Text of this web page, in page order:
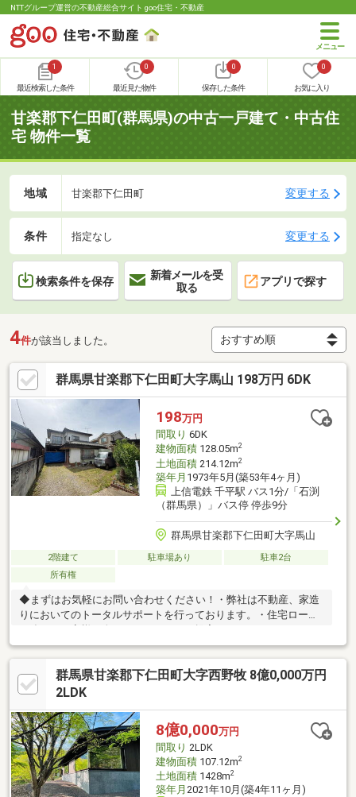
NTTグループ運営の不動産総合サイト goo住宅・不動産
1
最近検索した条件
0
最近見た物件
0
保存した条件
0
お気に入り
甘楽郡下仁田町(群馬県)の中古一戸建て・中古住
宅 物件一覧
地域 甘楽郡下仁田町 変更する
条件 指定なし 変更する
検索条件を保存
新着メールを受
取る
アプリで探す
4件が該当しました。
群馬県甘楽郡下仁田町大字馬山 198万円 6DK
198万円
間取り 6DK
建物面積128.05m2
土地面積214.12m2
築年月 1973年5月(築53年4ヶ月)
上信電鉄 千平駅 バス1分/「石渕
（群馬県）」バス停 停歩9分
群馬県甘楽郡下仁田町大字馬山
2階建て 駐車場あり
駐車2台
所有権
◆まずはお気軽にお問い合わせください！・弊社は不動産、家造
りにおいてのトータルサポートを行っております。・住宅ローン
す。・スタッフ一同、誠心誠意ご対応させていただきます！◆経
験知識が豊富なスタッフが在籍！迅速な対応を心掛けておりま
す。・お問合せを受けてから即日ご対応をさせていただきま
す。・その他物件情報も多数ございます！お気軽にお問い合わせ
群馬県甘楽郡下仁田町大字西野牧 8億0,000万円
2LDK
8億0,000万円
間取り 2LDK
建物面積107.12m2
土地面積1428m2
築年月 2021年10月(築4年11ヶ月)